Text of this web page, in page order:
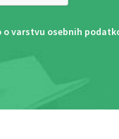
o varstvu osebnih